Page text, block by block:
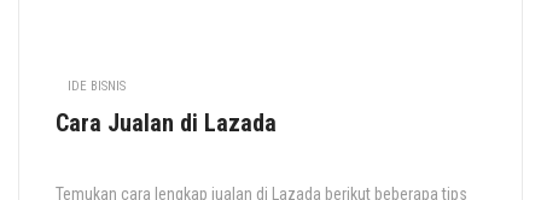
IDE BISNIS
Cara Jualan di Lazada
Temukan cara lengkap jualan di Lazada berikut beberapa tips